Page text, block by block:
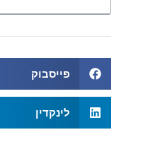
פייסבוק
לינקדין